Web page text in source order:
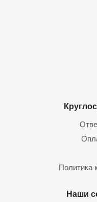
Политика
Наши